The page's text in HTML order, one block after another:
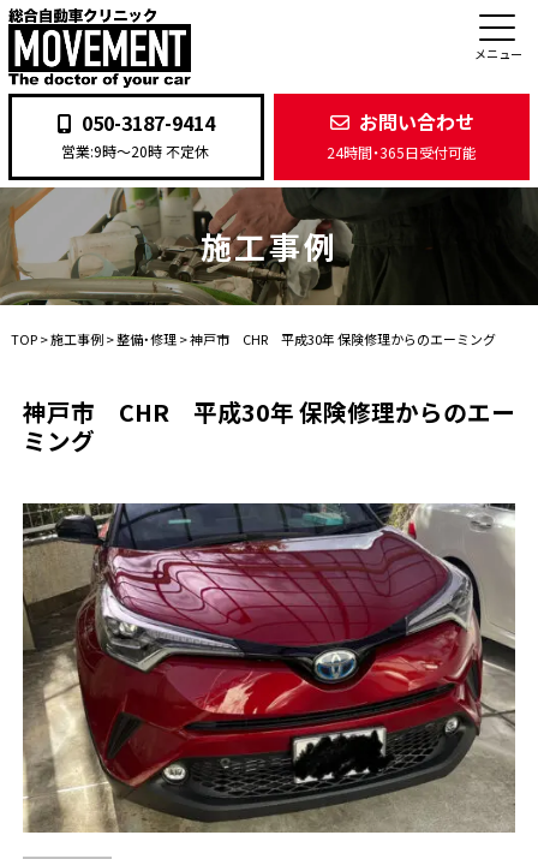
メニュー
050-3187-9414
営業:9時〜20時 不定休
お問い合わせ
24時間・365日受付可能
施工事例
TOP>施工事例>整備・修理>神戸市 CHR 平成30年 保険修理からのエーミング
神戸市 CHR 平成30年 保険修理からのエー
ミング